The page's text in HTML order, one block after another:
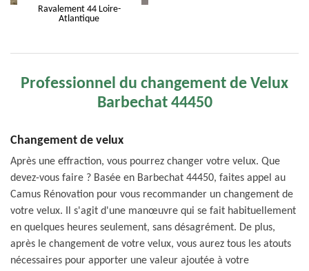
Ravalement 44 Loire-
Atlantique
Professionnel du changement de Velux
Barbechat 44450
Changement de velux
Après une effraction, vous pourrez changer votre velux. Que
devez-vous faire ? Basée en Barbechat 44450, faites appel au
Camus Rénovation pour vous recommander un changement de
votre velux. Il s'agit d'une manœuvre qui se fait habituellement
en quelques heures seulement, sans désagrément. De plus,
après le changement de votre velux, vous aurez tous les atouts
nécessaires pour apporter une valeur ajoutée à votre